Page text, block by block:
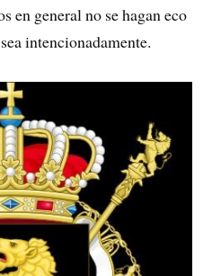
en general no se hagan eco
intencionadamente.